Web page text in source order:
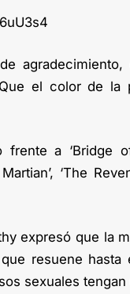
el color de
a ‘Bridge of
‘The
expresó que la
resuene hasta
sexuales